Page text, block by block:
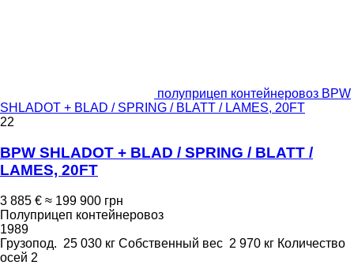
полуприцеп контейнеровоз BPW
SHLADOT + BLAD / SPRING / BLATT / LAMES, 20FT
22
BPW SHLADOT + BLAD / SPRING / BLATT /
LAMES, 20FT
3 885 € ≈ 199 900 грн
Полуприцеп контейнеровоз
1989
Грузопод. 25 030 кг Собственный вес 2 970 кг Количество
осей 2